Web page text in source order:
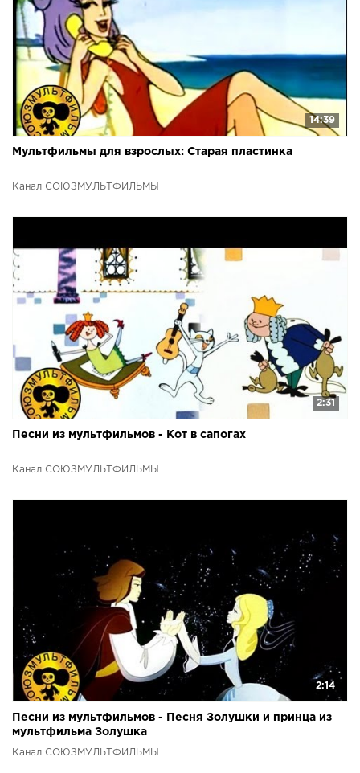
14:39
Мультфильмы для взрослых: Старая пластинка
Канал СОЮЗМУЛЬТФИЛЬМЫ
2:31
Песни из мультфильмов - Кот в сапогах
Канал СОЮЗМУЛЬТФИЛЬМЫ
2:14
Песни из мультфильмов - Песня Золушки и принца из
мультфильма Золушка
Канал СОЮЗМУЛЬТФИЛЬМЫ